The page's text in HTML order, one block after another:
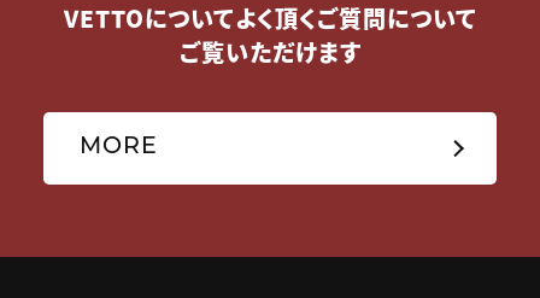
VETTOについてよく頂くご質問について
ご覧いただけます
MORE